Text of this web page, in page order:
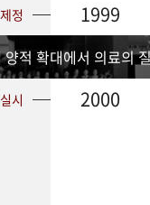
정 1999
양적 확대에서 의료의
시 2000